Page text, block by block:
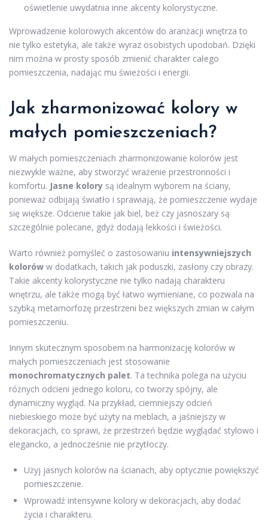
oświetlenie uwydatnia inne akcenty kolorystyczne.
Wprowadzenie kolorowych akcentów do aranżacji wnętrza to
nie tylko estetyka, ale także wyraz osobistych upodobań. Dzięki
nim można w prosty sposób zmienić charakter całego
pomieszczenia, nadając mu świeżości i energii.
Jak zharmonizować kolory w
małych pomieszczeniach?
W małych pomieszczeniach zharmonizowanie kolorów jest
niezwykle ważne, aby stworzyć wrażenie przestronności i
komfortu. Jasne kolory są idealnym wyborem na ściany,
ponieważ odbijają światło i sprawiają, że pomieszczenie wydaje
się większe. Odcienie takie jak biel, beż czy jasnoszary są
szczególnie polecane, gdyż dodają lekkości i świeżości.
Warto również pomyśleć o zastosowaniu intensywniejszych
kolorów w dodatkach, takich jak poduszki, zasłony czy obrazy.
Takie akcenty kolorystyczne nie tylko nadają charakteru
wnętrzu, ale także mogą być łatwo wymieniane, co pozwala na
szybką metamorfozę przestrzeni bez większych zmian w całym
pomieszczeniu.
Innym skutecznym sposobem na harmonizację kolorów w
małych pomieszczeniach jest stosowanie
monochromatycznych palet. Ta technika polega na użyciu
różnych odcieni jednego koloru, co tworzy spójny, ale
dynamiczny wygląd. Na przykład, ciemniejszy odcień
niebieskiego może być użyty na meblach, a jaśniejszy w
dekoracjach, co sprawi, że przestrzeń będzie wyglądać stylowo i
elegancko, a jednocześnie nie przytłoczy.
Użyj jasnych kolorów na ścianach, aby optycznie powiększyć
pomieszczenie.
Wprowadź intensywne kolory w dekoracjach, aby dodać
życia i charakteru.